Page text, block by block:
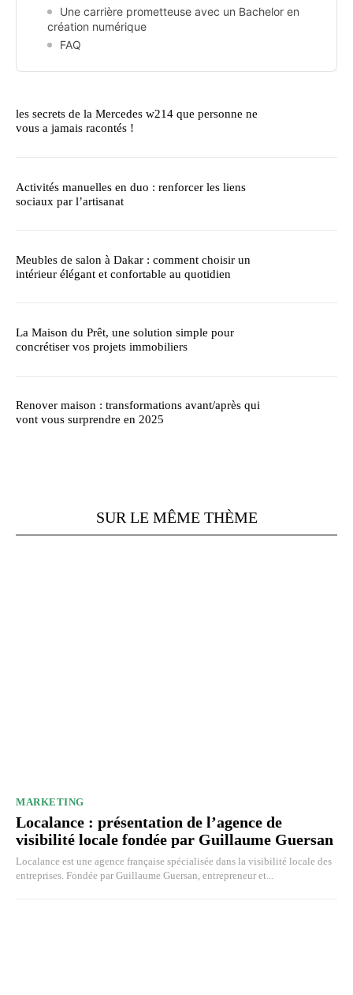
Une carrière prometteuse avec un Bachelor en
création numérique
FAQ
les secrets de la Mercedes w214 que personne ne
vous a jamais racontés !
Activités manuelles en duo : renforcer les liens
sociaux par l’artisanat
Meubles de salon à Dakar : comment choisir un
intérieur élégant et confortable au quotidien
La Maison du Prêt, une solution simple pour
concrétiser vos projets immobiliers
Renover maison : transformations avant/après qui
vont vous surprendre en 2025
SUR LE MÊME THÈME
MARKETING
Localance : présentation de l’agence de
visibilité locale fondée par Guillaume Guersan
Localance est une agence française spécialisée dans la visibilité locale des
entreprises. Fondée par Guillaume Guersan, entrepreneur et...